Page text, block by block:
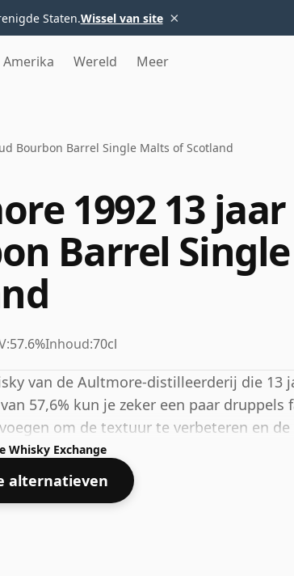
Staten.Wissel van site ×
Amerika Wereld Meer
Bourbon Barrel Single Malts of Scotland
1992 13
Barrel
57.6%Inhoud:70cl
van de Aultmore-distilleerderij die 13
57,6% kun je zeker een paar
om de textuur te verbeteren en
Whisky Exchange
alternatieven